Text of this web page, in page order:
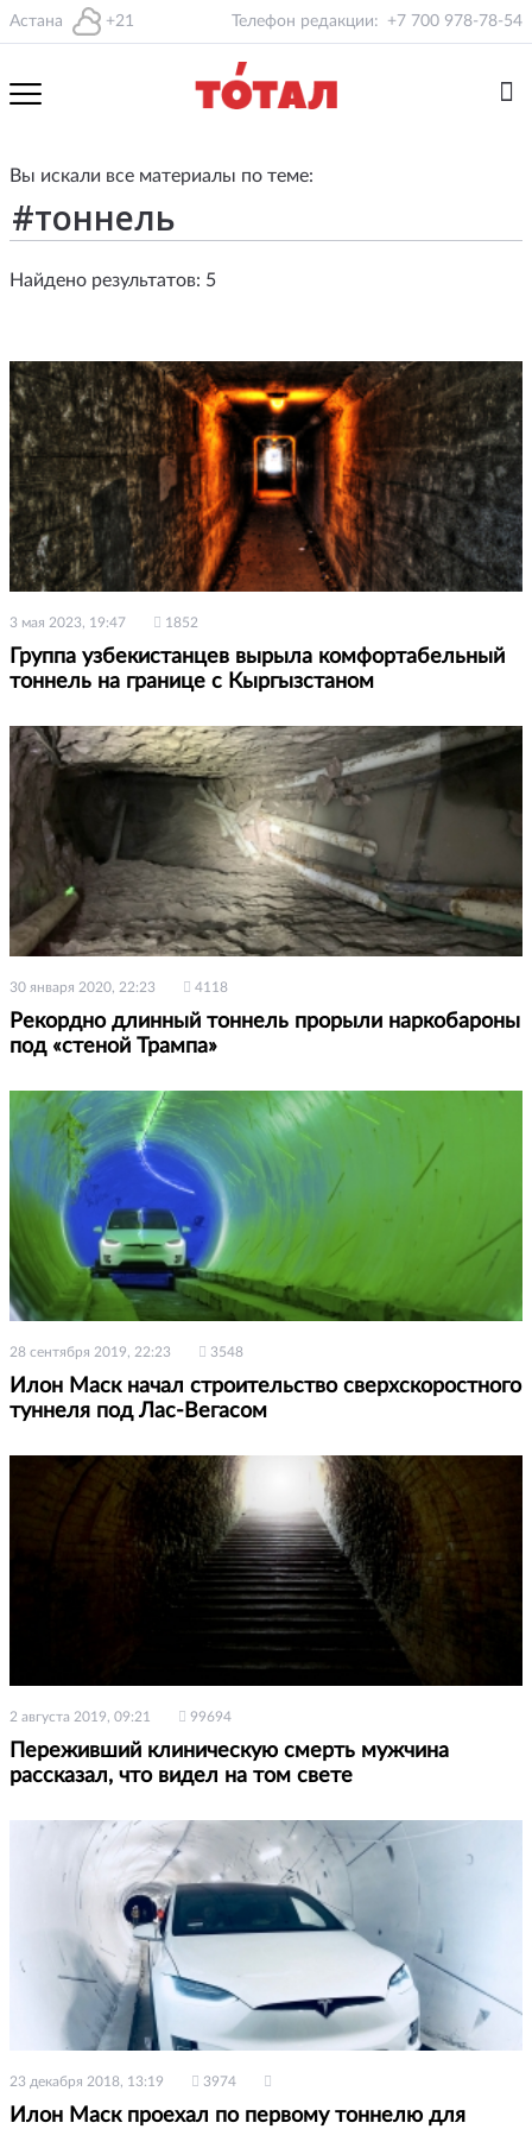
Астана +21 Телефон редакции: +7 700 978-78-54
Вы искали все материалы по теме:
Найдено результатов: 5
3 мая 2023, 19:47 1852
Группа узбекистанцев вырыла комфортабельный
тоннель на границе с Кыргызстаном
30 января 2020, 22:23 4118
Рекордно длинный тоннель прорыли наркобароны
под «стеной Трампа»
28 сентября 2019, 22:23 3548
Илон Маск начал строительство сверхскоростного
туннеля под Лас-Вегасом
2 августа 2019, 09:21 99694
Переживший клиническую смерть мужчина
рассказал, что видел на том свете
23 декабря 2018, 13:19 3974
Илон Маск проехал по первому тоннелю для